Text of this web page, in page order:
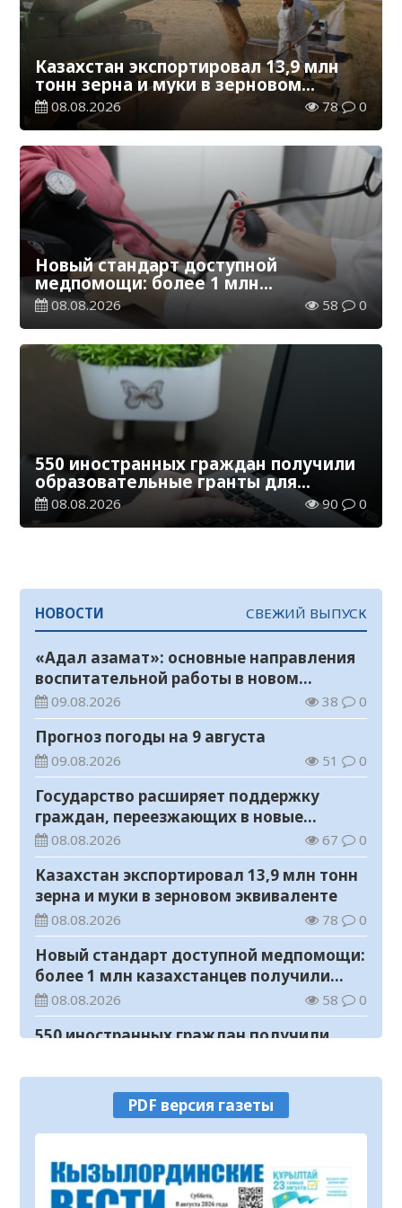
Казахстан экспортировал 13,9 млн
тонн зерна и муки в зерновом
эквиваленте
08.08.2026 78 0
Новый стандарт доступной
медпомощи: более 1 млн
казахстанцев получили
телемедицинские услуги
08.08.2026 58 0
550 иностранных граждан получили
образовательные гранты для
обучения в Казахстане
08.08.2026 90 0
НОВОСТИ СВЕЖИЙ ВЫПУСК
«Адал азамат»: основные направления
воспитательной работы в новом
учебном году
09.08.2026 38 0
Прогноз погоды на 9 августа
09.08.2026 51 0
Государство расширяет поддержку
граждан, переезжающих в новые
регионы для работы
08.08.2026 67 0
Казахстан экспортировал 13,9 млн тонн
зерна и муки в зерновом эквиваленте
08.08.2026 78 0
Новый стандарт доступной медпомощи:
более 1 млн казахстанцев получили
телемедицинские услуги
08.08.2026 58 0
550 иностранных граждан получили
Казахстане
08.08.2026 90 0
Министерство просвещения определило
сроки обучения и каникул на 2026-2027
08.08.2026
Прогноз погоды на 8 августа
PDF версия газеты